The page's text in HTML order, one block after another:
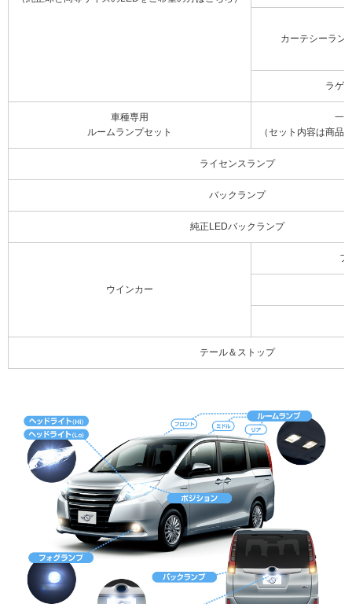
カーテシーラン
ラゲ
車種専用
ルームランプセット
一
（セット内容は商品
ライセンスランプ
バックランプ
純正LEDバックランプ
ウインカー
フ
テール＆ストップ